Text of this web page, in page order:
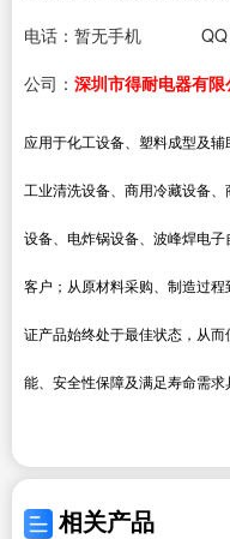
电话： 暂无手机 QQ
公司： 深圳市得耐电器有限
应用于化工设备、塑料成型及辅
工业清洗设备、商用冷藏设备
设备、电炸锅设备、波峰焊电
客户；从原材料采购、制造过
证产品始终处于最佳状态，从
能、安全性保障及满足寿命需求
相关产品